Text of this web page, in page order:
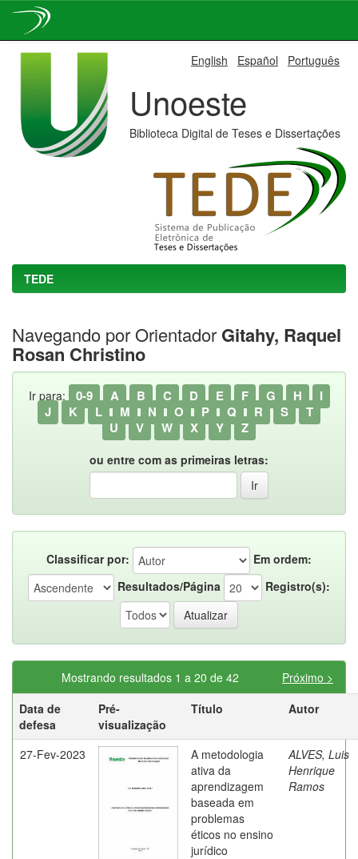
English Español Português
Unoeste
Biblioteca Digital de Teses e Dissertações
TEDE
Navegando por Orientador Gitahy, Raquel
Rosan Christino
Ir para: 0-9 A B C D E F G H
I
J
K L M N O P Q R S
T
U
V W X Y Z
ou entre com as primeiras letras:
Classificar por:
Em ordem:
Resultados/Página
Registro(s):
Mostrando resultados 1 a 20 de 42
Próximo >
Data de
defesa
Pré-
visualização
Título Autor
27-Fev-2023
A metodologia
ativa da
aprendizagem
baseada em
problemas
éticos no ensino
jurídico
ALVES, Luis
Henrique
Ramos